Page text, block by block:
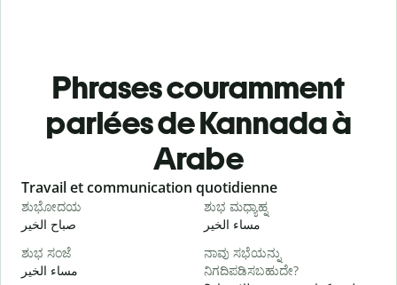
Phrases couramment
parlées de Kannada à
Arabe
Slide 1 of 6
Travail et communication quotidienne
ಶುಭೋದಯ
صباح الخير
ಶುಭ ಮಧ್ಯಾಹ್ನ
مساء الخير
ಶುಭ ಸಂಜೆ
مساء الخير
ನಾವು ಸಭೆಯನ್ನು
ನಿಗದಿಪಡಿಸಬಹುದೇ?